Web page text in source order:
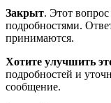
Закрыт. Этот
подробностями.
принимаются.
Хотите улучшить
подробностей и
сообщение.